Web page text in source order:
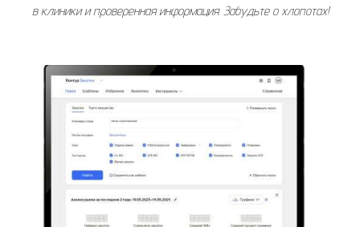
в клиники и проверенная информация. Забудьте о хлопотах!